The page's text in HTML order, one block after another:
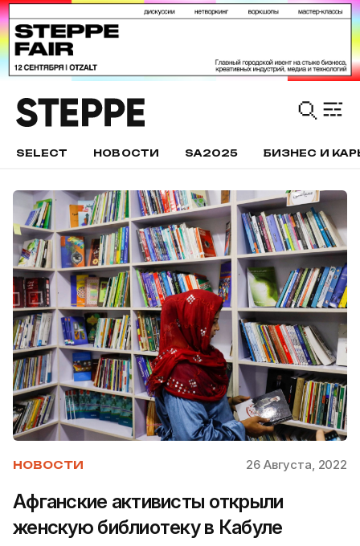
SELECT НОВОСТИ SA2025 БИЗНЕС И
НОВОСТИ 26 Августа, 2022
Афганские активисты открыли
женскую библиотеку в Кабуле